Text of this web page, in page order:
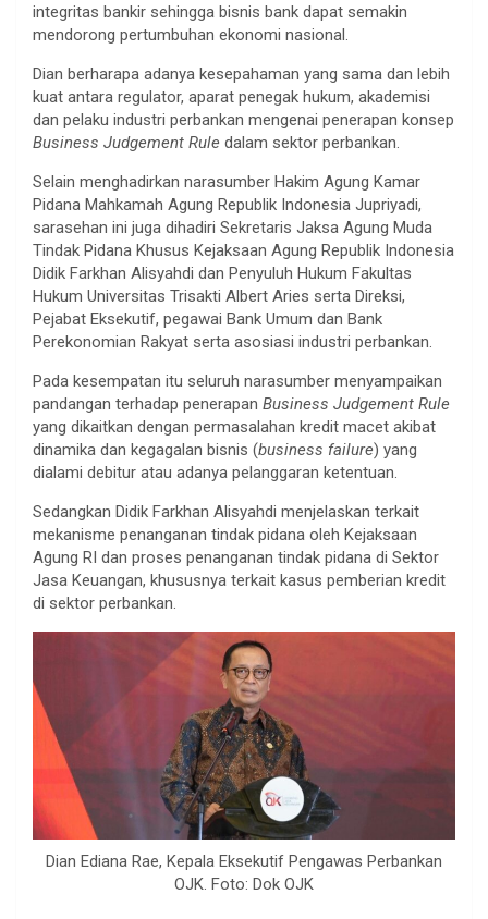
integritas bankir sehingga bisnis bank dapat semakin
mendorong pertumbuhan ekonomi nasional.
Dian berharapa adanya kesepahaman yang sama dan lebih
kuat antara regulator, aparat penegak hukum, akademisi
dan pelaku industri perbankan mengenai penerapan konsep
Business Judgement Rule dalam sektor perbankan.
Selain menghadirkan narasumber Hakim Agung Kamar
Pidana Mahkamah Agung Republik Indonesia Jupriyadi,
sarasehan ini juga dihadiri Sekretaris Jaksa Agung Muda
Tindak Pidana Khusus Kejaksaan Agung Republik Indonesia
Didik Farkhan Alisyahdi dan Penyuluh Hukum Fakultas
Hukum Universitas Trisakti Albert Aries serta Direksi,
Pejabat Eksekutif, pegawai Bank Umum dan Bank
Perekonomian Rakyat serta asosiasi industri perbankan.
Pada kesempatan itu seluruh narasumber menyampaikan
pandangan terhadap penerapan Business Judgement Rule
yang dikaitkan dengan permasalahan kredit macet akibat
dinamika dan kegagalan bisnis (business failure) yang
dialami debitur atau adanya pelanggaran ketentuan.
Sedangkan Didik Farkhan Alisyahdi menjelaskan terkait
mekanisme penanganan tindak pidana oleh Kejaksaan
Agung RI dan proses penanganan tindak pidana di Sektor
Jasa Keuangan, khususnya terkait kasus pemberian kredit
di sektor perbankan.
Dian Ediana Rae, Kepala Eksekutif Pengawas Perbankan
OJK. Foto: Dok OJK